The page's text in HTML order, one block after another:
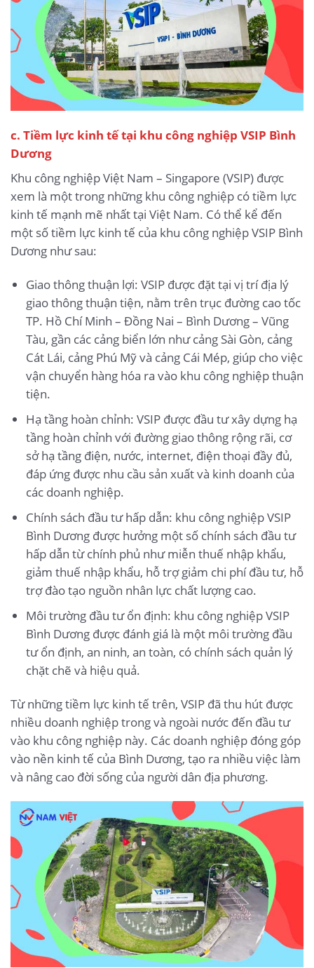
c. Tiềm lực kinh tế tại khu công nghiệp VSIP Bình
Dương
Khu công nghiệp Việt Nam – Singapore (VSIP) được
xem là một trong những khu công nghiệp có tiềm lực
kinh tế mạnh mẽ nhất tại Việt Nam. Có thể kể đến
một số tiềm lực kinh tế của khu công nghiệp VSIP Bình
Dương như sau:
Giao thông thuận lợi: VSIP được đặt tại vị trí địa lý
giao thông thuận tiện, nằm trên trục đường cao tốc
TP. Hồ Chí Minh – Đồng Nai – Bình Dương – Vũng
Tàu, gần các cảng biển lớn như cảng Sài Gòn, cảng
Cát Lái, cảng Phú Mỹ và cảng Cái Mép, giúp cho việc
vận chuyển hàng hóa ra vào khu công nghiệp thuận
tiện.
Hạ tầng hoàn chỉnh: VSIP được đầu tư xây dựng hạ
tầng hoàn chỉnh với đường giao thông rộng rãi, cơ
sở hạ tầng điện, nước, internet, điện thoại đầy đủ,
đáp ứng được nhu cầu sản xuất và kinh doanh của
các doanh nghiệp.
Chính sách đầu tư hấp dẫn: khu công nghiệp VSIP
Bình Dương được hưởng một số chính sách đầu tư
hấp dẫn từ chính phủ như miễn thuế nhập khẩu,
giảm thuế nhập khẩu, hỗ trợ giảm chi phí đầu tư, hỗ
trợ đào tạo nguồn nhân lực chất lượng cao.
Môi trường đầu tư ổn định: khu công nghiệp VSIP
Bình Dương được đánh giá là một môi trường đầu
tư ổn định, an ninh, an toàn, có chính sách quản lý
chặt chẽ và hiệu quả.
Từ những tiềm lực kinh tế trên, VSIP đã thu hút được
nhiều doanh nghiệp trong và ngoài nước đến đầu tư
vào khu công nghiệp này. Các doanh nghiệp đóng góp
vào nền kinh tế của Bình Dương, tạo ra nhiều việc làm
và nâng cao đời sống của người dân địa phương.